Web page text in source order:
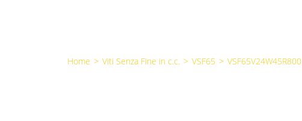
Home > Viti Senza Fine in c.c. > VSF65 > VSF65V24W45R800